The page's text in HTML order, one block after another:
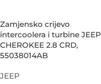
Zamjensko crijevo
intercoolera i turbine JEEP
CHEROKEE 2.8 CRD,
55038014AB
JEEP